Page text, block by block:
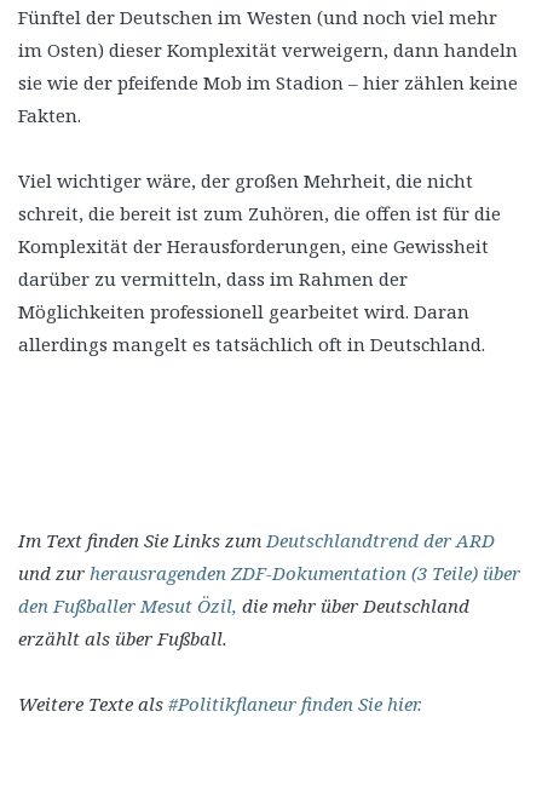
Fünftel der Deutschen im Westen (und noch viel mehr
im Osten) dieser Komplexität verweigern, dann handeln
sie wie der pfeifende Mob im Stadion – hier zählen keine
Fakten.
Viel wichtiger wäre, der großen Mehrheit, die nicht
schreit, die bereit ist zum Zuhören, die offen ist für die
Komplexität der Herausforderungen, eine Gewissheit
darüber zu vermitteln, dass im Rahmen der
Möglichkeiten professionell gearbeitet wird. Daran
allerdings mangelt es tatsächlich oft in Deutschland.
Im Text finden Sie Links zum Deutschlandtrend der ARD
und zur herausragenden ZDF-Dokumentation (3 Teile) über
den Fußballer Mesut Özil, die mehr über Deutschland
erzählt als über Fußball.
Weitere Texte als #Politikflaneur finden Sie hier.